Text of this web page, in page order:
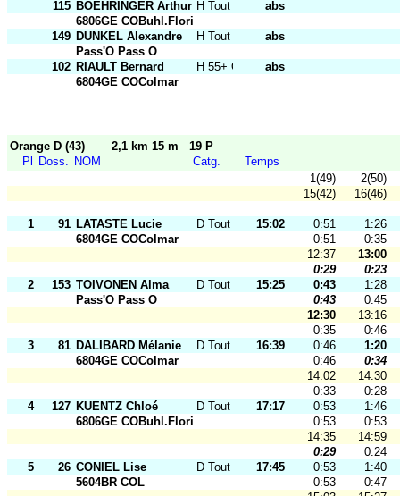
115 BOEHRINGER Arthur H Tout Ages
abs
6806GE COBuhl.Florival
149 DUNKEL Alexandre H Tout Ages
abs
Pass'O Pass O
102 RIAULT Bernard H 55+ O
abs
6804GE COColmar
Orange D (43) 2,1 km 15 m
19 P
Pl
Doss. NOM Catg.
Temps
1(49)
2(50)
15(42)
16(46)
1 91 LATASTE Lucie D Tout Ages15:02 0:51
1:26
6804GE COColmar
0:51
0:35
12:37
13:00
0:29
0:23
2
153 TOIVONEN Alma D Tout Ages15:25 0:43
1:28
Pass'O Pass O
0:43
0:45
12:30
13:16
0:35
0:46
3
81 DALIBARD Mélanie D Tout Ages16:39 0:46
1:20
6804GE COColmar
0:46
0:34
14:02
14:30
0:33
0:28
4
127 KUENTZ Chloé D Tout Ages17:17 0:53
1:46
6806GE COBuhl.Florival
0:53
0:53
14:35
14:59
0:29
0:24
5
26 CONIEL Lise D Tout Ages17:45 0:53
1:40
5604BR COL
0:53
0:47